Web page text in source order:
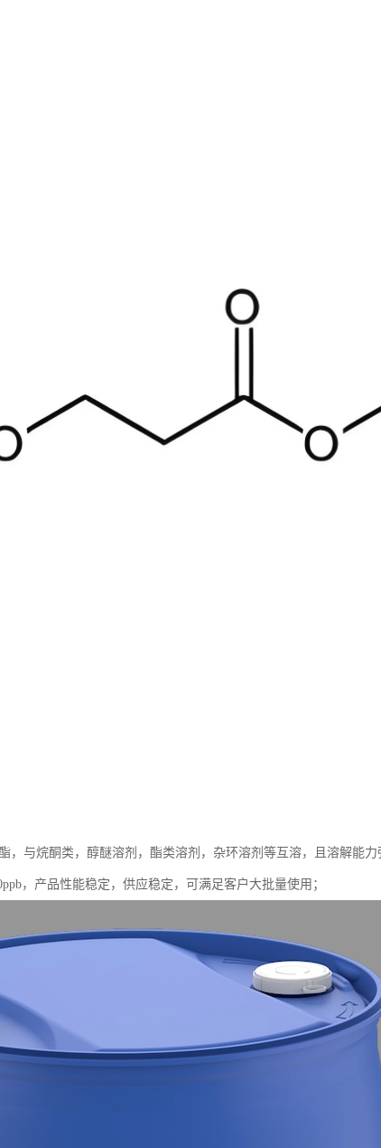
，与烷酮类，醇醚溶剂，酯类溶剂，杂环溶剂等互溶，且溶解能
，产品性能稳定，供应稳定，可满足客户大批量使用；